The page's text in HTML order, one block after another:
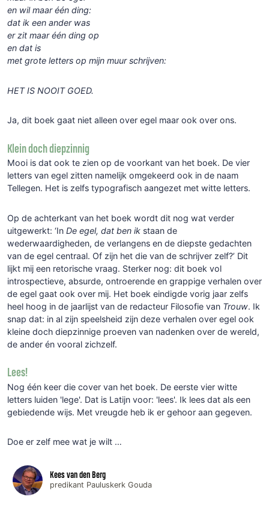
en wil maar één ding:
dat ik een ander was
er zit maar één ding op
en dat is
met grote letters op mijn muur schrijven:
HET IS NOOIT GOED.
Ja, dit boek gaat niet alleen over egel maar ook over ons.
Klein doch diepzinnig
Mooi is dat ook te zien op de voorkant van het boek. De vier
letters van egel zitten namelijk omgekeerd ook in de naam
Tellegen. Het is zelfs typografisch aangezet met witte letters.
Op de achterkant van het boek wordt dit nog wat verder
uitgewerkt: ‘In De egel, dat ben ik staan de
wederwaardigheden, de verlangens en de diepste gedachten
van de egel centraal. Of zijn het die van de schrijver zelf?’ Dit
lijkt mij een retorische vraag. Sterker nog: dit boek vol
introspectieve, absurde, ontroerende en grappige verhalen over
de egel gaat ook over mij. Het boek eindigde vorig jaar zelfs
heel hoog in de jaarlijst van de redacteur Filosofie van Trouw. Ik
snap dat: in al zijn speelsheid zijn deze verhalen over egel ook
kleine doch diepzinnige proeven van nadenken over de wereld,
de ander én vooral zichzelf.
Lees!
Nog één keer die cover van het boek. De eerste vier witte
letters luiden 'lege'. Dat is Latijn voor: 'lees'. Ik lees dat als een
gebiedende wijs. Met vreugde heb ik er gehoor aan gegeven.
Doe er zelf mee wat je wilt …
Kees van den Berg
predikant Pauluskerk Gouda